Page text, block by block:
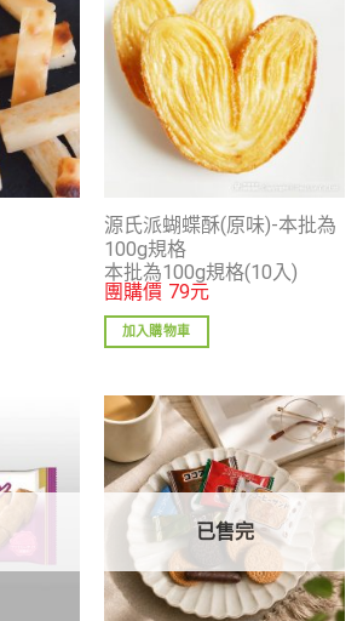
源氏派蝴蝶酥(原味)-本批為
100g規格
本批為100g規格(10入)
團購價 79元
加入購物車
已售完